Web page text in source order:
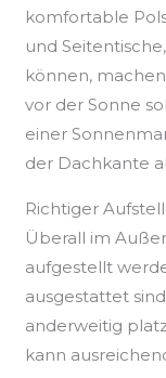
komfortable
undSeitentische
können,
vor der Sonne
einer
der Dachkante
Richtiger
Überall im
aufgestellt
ausgestattet
anderweitig
kann